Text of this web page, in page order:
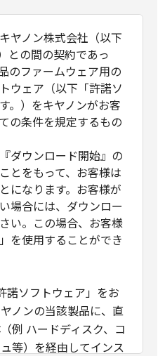
ヤノン株式会社（以下
との間の契約であっ
のファームウェア用の
ウェア（以下「許諾ソ
。）をキヤノンがお客
の条件を規定するもの
ダウンロード開始』の
とをもって、お客様は
になります。お客様が
場合には、ダウンロー
い。この場合、お客様
を使用することができ
諾ソフトウェア」をお
ノンの当該製品に、直
例 ハードディスク、コ
等）を経由してインス